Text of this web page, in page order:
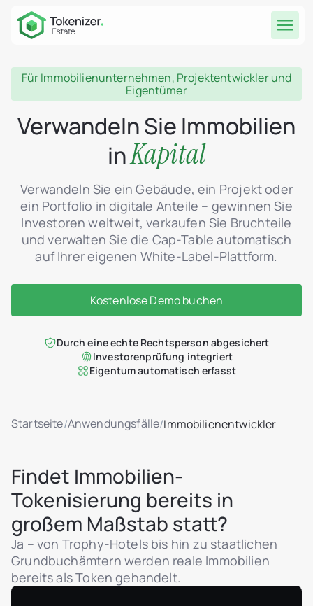
Für Immobilienunternehmen, Projektentwickler und
Eigentümer
Verwandeln Sie Immobilien
inKapital
Verwandeln Sie ein Gebäude, ein Projekt oder
ein Portfolio in digitale Anteile – gewinnen Sie
Investoren weltweit, verkaufen Sie Bruchteile
und verwalten Sie die Cap-Table automatisch
auf Ihrer eigenen White-Label-Plattform.
Kostenlose Demo buchen
Durch eine echte Rechtsperson abgesichert
Investorenprüfung integriert
Eigentum automatisch erfasst
Startseite/Anwendungsfälle/Immobilienentwickler
Findet Immobilien-
Tokenisierung bereits in
großem Maßstab statt?
Ja – von Trophy-Hotels bis hin zu staatlichen
Grundbuchämtern werden reale Immobilien
bereits als Token gehandelt.